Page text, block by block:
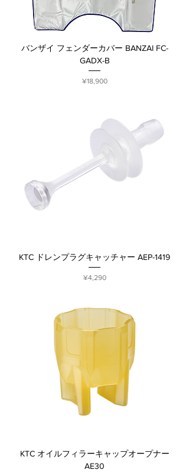
バンザイ フェンダーカバー BANZAI FC-
GADX-B
Price
¥18,900
KTC ドレンプラグキャッチャー AEP-1419
Price
¥4,290
KTC オイルフィラーキャップオープナー
AE30